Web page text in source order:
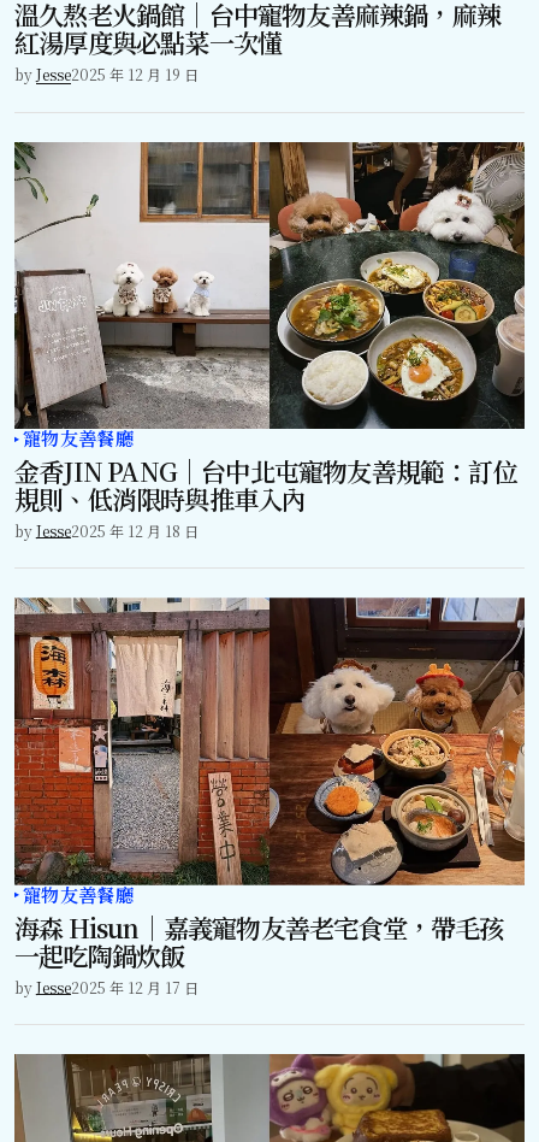
溫久熬老火鍋館｜台中寵物友善麻辣鍋，麻辣
紅湯厚度與必點菜一次懂
byJesse2025 年 12 月 19 日
寵物友善餐廳
金香JIN PANG｜台中北屯寵物友善規範：訂位
規則、低消限時與推車入內
byJesse2025 年 12 月 18 日
寵物友善餐廳
海森 Hisun｜嘉義寵物友善老宅食堂，帶毛孩
一起吃陶鍋炊飯
byJesse2025 年 12 月 17 日